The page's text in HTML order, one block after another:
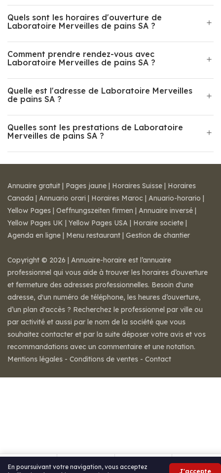
Quels sont les horaires d'ouverture de
Laboratoire Merveilles de pains SA ?
Comment prendre rendez-vous avec
Laboratoire Merveilles de pains SA ?
Quelle est l'adresse de Laboratoire Merveilles
de pains SA ?
Quelles sont les prestations de Laboratoire
Merveilles de pains SA ?
En poursuivant votre navigation, vous acceptez
J'accepte
Annuaire gratuit | Pages jaune | Horaires Suisse | Horaires
Canada | Annuario orari | Horaires Maroc | Anuario-horario |
Yellow Pages | Oeffnungszeiten firmen | Annuaire inversé |
Yellow Pages UK | Yellow Pages USA | Horaire societe |
Agenda en ligne | Menu restaurant | Gestion de chantier
Copyright © 2026 | Annuaire-horaire est l’annuaire
professionnel qui vous aide à trouver les horaires d’ouverture
et fermeture des adresses professionnelles. Besoin d'une
adresse, d'un numéro de téléphone, les heures d’ouverture,
d’un plan d'accès ? Recherchez le professionnel par ville ou
par activité et aussi par le nom de la société que vous
souhaitez contacter et par la suite déposer votre avis et vos
recommandations avec un commentaire et une notation.
Mentions légales - Conditions de ventes - Contact